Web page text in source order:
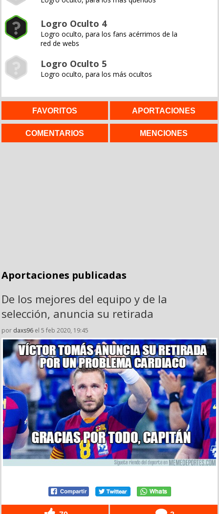
Logro Oculto 4
Logro oculto, para los fans acérrimos de la
red de webs
Logro Oculto 5
Logro oculto, para los más ocultos
FAVORITOS APORTACIONES
COMENTARIOS MENCIONES
Aportaciones publicadas
De los mejores del equipo y de la
selección, anuncia su retirada
por daxs96 el 5 feb 2020, 19:45